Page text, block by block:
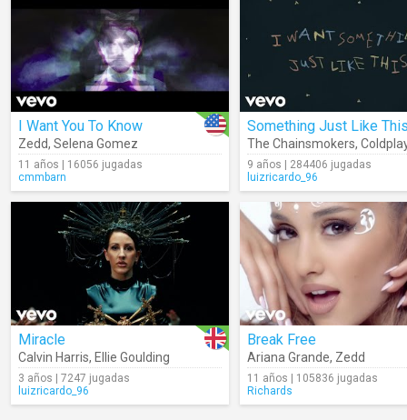
I Want You To Know
Zedd, Selena Gomez
11 años | 16056 jugadas
cmmbarn
The Chainsmokers,
9 años | 284406 jugadas
luizricardo_96
Miracle
Calvin Harris, Ellie Goulding
3 años | 7247 jugadas
luizricardo_96
Break Free
Ariana Grande, Zedd
11 años | 105836 jugadas
Richards